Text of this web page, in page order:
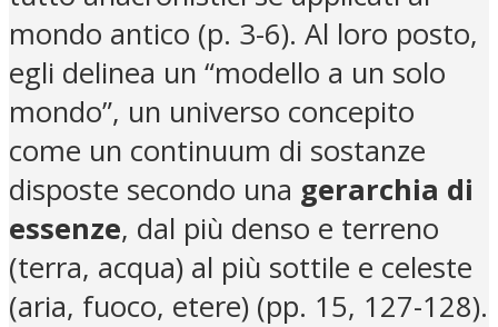
mondo antico (p. 3-6). Al loro posto,
egli delinea un “modello a un solo
mondo”, un universo concepito
come un continuum di sostanze
disposte secondo una gerarchia di
essenze, dal più denso e terreno
(terra, acqua) al più sottile e celeste
(aria, fuoco, etere) (pp. 15, 127-128).